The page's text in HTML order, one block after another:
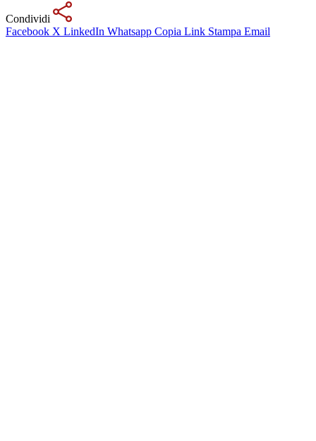
Condividi
Facebook X LinkedIn Whatsapp Copia Link Stampa Email